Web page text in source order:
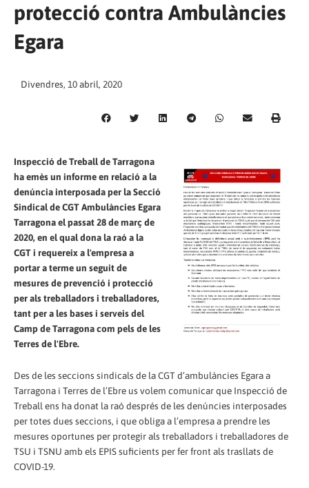
protecció contra Ambulàncies
Egara
Divendres, 10 abril, 2020
Inspecció de Treball de Tarragona
ha emès un informe en relació a la
denúncia interposada per la Secció
Sindical de CGT Ambulàncies Egara
Tarragona el passat 28 de març de
2020, en el qual dona la raó a la
CGT i requereix a l'empresa a
portar a terme un seguit de
mesures de prevenció i protecció
per als treballadors i treballadores,
tant per a les bases i serveis del
Camp de Tarragona com pels de les
Terres de l'Ebre.
Des de les seccions sindicals de la CGT d’ambulàncies Egara a
Tarragona i Terres de l’Ebre us volem comunicar que Inspecció de
Treball ens ha donat la raó després de les denúncies interposades
per totes dues seccions, i que obliga a l’empresa a prendre les
mesures oportunes per protegir als treballadors i treballadores de
TSU i TSNU amb els EPIS suficients per fer front als trasllats de
COVID-19.